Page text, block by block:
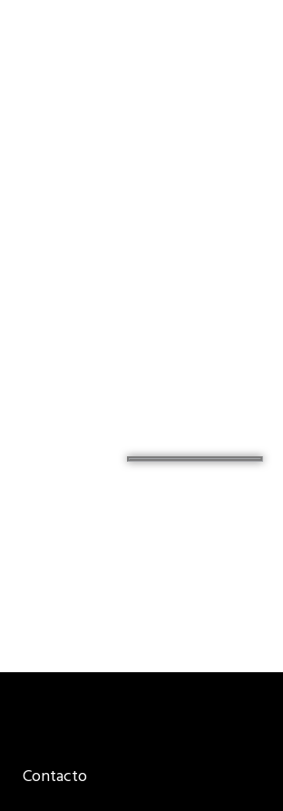
Contacto